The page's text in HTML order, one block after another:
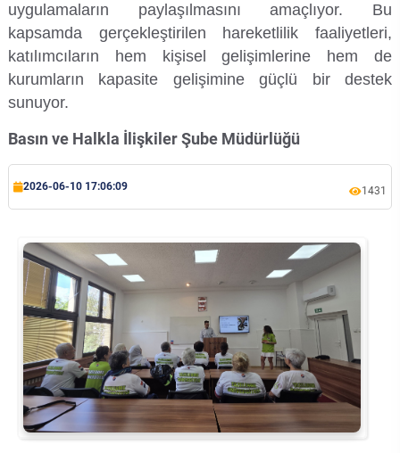
uygulamaların paylaşılmasını amaçlıyor. Bu
kapsamda gerçekleştirilen hareketlilik faaliyetleri,
katılımcıların hem kişisel gelişimlerine hem de
kurumların kapasite gelişimine güçlü bir destek
sunuyor.
Basın ve Halkla İlişkiler Şube Müdürlüğü
2026-06-10 17:06:09 1431